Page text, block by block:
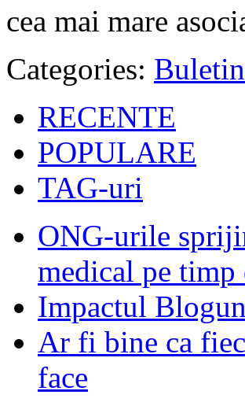
cea mai mare
Categories:
RECENTE
POPULARE
TAG-uri
ONG-urile
medical pe timp
Impactul
Ar fi bine ca
face